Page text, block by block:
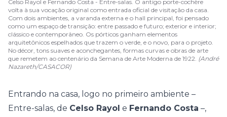
Celso Rayol e Fernando Costa - Entre-salas. O antigo porte-cochère
volta à sua vocação original como entrada oficial de visitação da casa.
Com dois ambientes, a varanda externa e o hall principal, foi pensado
como um espaço de transição: entre passado e futuro; exterior e interior;
clássico e contemporâneo. Os pórticos ganham elementos
arquitetônicos espelhados que trazem o verde, e o novo, para o projeto.
No décor, tons suaves e aconchegantes, formas curvas e obras de arte
que remetem ao centenário da Semana de Arte Moderna de 1922. (André
Nazareth/CASACOR)
Entrando na casa, logo no primeiro ambiente –
Entre-salas, de Celso Rayol e Fernando Costa –,